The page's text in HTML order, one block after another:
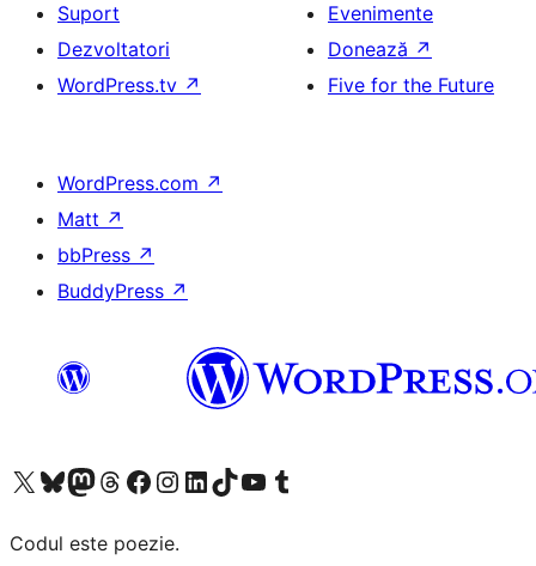
Suport
Dezvoltatori
WordPress.tv ↗
Evenimente
Donează ↗
Five for the Future
WordPress.com ↗
Matt ↗
bbPress ↗
BuddyPress ↗
Mergi la contul nostru X (fost Twitter)
Vizitează contul nostru Bluesky
Vizitează contul nostru Mastodon
Vizitează contul nostru Threads
Vizitează pagina noastră Facebook
Vizitează-ne pe Instagram
Vizitează-ne pe LinkedIn
Vizitează contul nostru TikTok
Vizitează canalul nostru YouTube
Vizitează contul nostru Tumblr
Codul este poezie.